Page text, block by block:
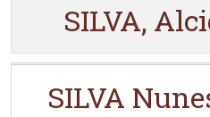
SILVA,
SILVA